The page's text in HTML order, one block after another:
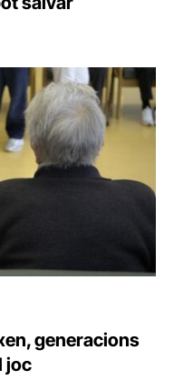
generacions
joc